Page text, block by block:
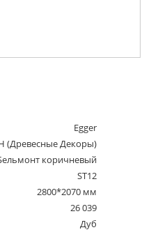
Egger
(Древесные Декоры)
коричневый
ST12
2800*2070 мм
26 039
Дуб